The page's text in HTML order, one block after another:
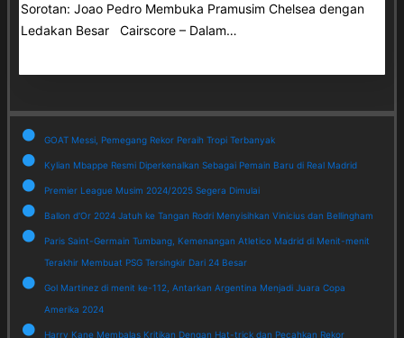
Sorotan: Joao Pedro Membuka Pramusim Chelsea dengan
Ledakan Besar Cairscore – Dalam…
GOAT Messi, Pemegang Rekor Peraih Tropi Terbanyak
Kylian Mbappe Resmi Diperkenalkan Sebagai Pemain Baru di Real Madrid
Premier League Musim 2024/2025 Segera Dimulai
Ballon d'Or 2024 Jatuh ke Tangan Rodri Menyisihkan Vinicius dan Bellingham
Paris Saint-Germain Tumbang, Kemenangan Atletico Madrid di Menit-menit
Terakhir Membuat PSG Tersingkir Dari 24 Besar
Gol Martinez di menit ke-112, Antarkan Argentina Menjadi Juara Copa
Amerika 2024
Harry Kane Membalas Kritikan Dengan Hat-trick dan Pecahkan Rekor